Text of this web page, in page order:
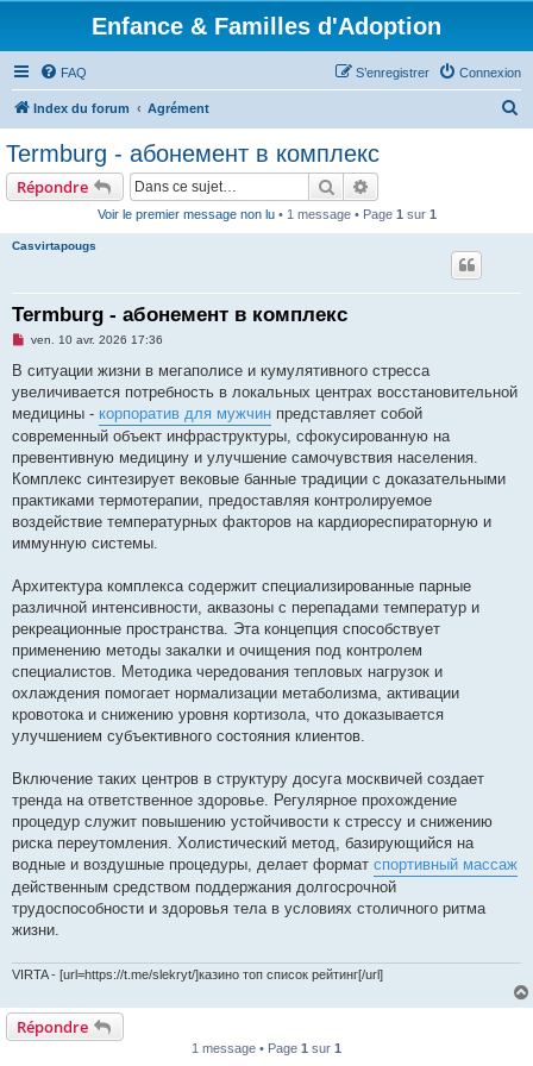
Enfance & Familles d'Adoption
FAQ Connexion
S’enregistrer
Index du forum Agrément
Termburg - абонемент в комплекс
Répondre Rechercher
Voir le premier message non lu• 1 message • Page 1 sur 1
Casvirtapougs
Termburg - абонемент в комплекс
M
s
a
g
e
n
o
n
l
u
ven. 10 avr. 2026 17:36
В ситуации жизни в мегаполисе и кумулятивного стресса
увеличивается потребность в локальных центрах восстановительной
медицины - корпоратив для мужчин представляет собой
современный объект инфраструктуры, сфокусированную на
превентивную медицину и улучшение самочувствия населения.
Комплекс синтезирует вековые банные традиции с доказательными
практиками термотерапии, предоставляя контролируемое
воздействие температурных факторов на кардиореспираторную и
иммунную системы.
Архитектура комплекса содержит специализированные парные
различной интенсивности, аквазоны с перепадами температур и
рекреационные пространства. Эта концепция способствует
применению методы закалки и очищения под контролем
специалистов. Методика чередования тепловых нагрузок и
охлаждения помогает нормализации метаболизма, активации
кровотока и снижению уровня кортизола, что доказывается
улучшением субъективного состояния клиентов.
Включение таких центров в структуру досуга москвичей создает
тренда на ответственное здоровье. Регулярное прохождение
процедур служит повышению устойчивости к стрессу и снижению
риска переутомления. Холистический метод, базирующийся на
водные и воздушные процедуры, делает формат спортивный массаж
действенным средством поддержания долгосрочной
трудоспособности и здоровья тела в условиях столичного ритма
жизни.
VIRTA - [url=https://t.me/slekryt/]казино топ список рейтинг[/url]
Répondre
1 message • Page 1 sur 1